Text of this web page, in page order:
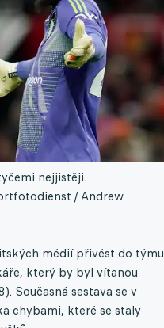
nejjistěji.
/ Andrew
médií přivést do týmu
který by byl vítanou
Současná sestava se v
chybami, které se staly